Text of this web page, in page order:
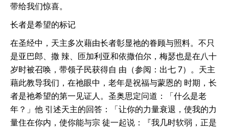
带给我们惊喜。
长者是希望的标记
在圣经中，天主多次藉由长者彰显祂的眷顾与照料。不只
是亚巴郎、撒 辣、匝加利亚和依撒伯尔，梅瑟也是在八十
岁时被召唤，带领子民获得自 由（参阅：出七 7）。天主
藉此教导我们，在祂眼中，老年是祝福与蒙恩的 时期，长
者是祂希望的第一见证人。圣奥思定问道：「什么是老
年？」他 引述天主的回答：「让你的力量衰退，使我的力
量住在你内，使你能与宗 徒一起说：『我几时软弱，正是